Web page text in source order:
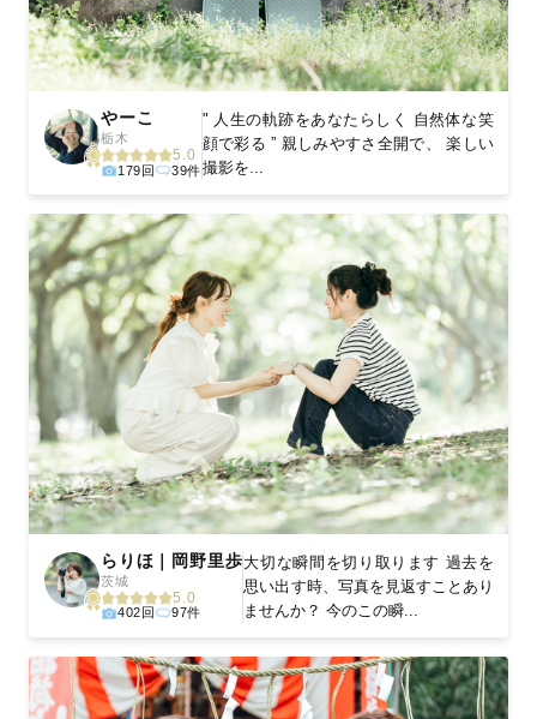
やーこ
栃木
5.0
179回 39件
" 人生の軌跡をあなたらしく 自然体な笑
顔で彩る ” 親しみやすさ全開で、 楽しい
撮影を...
らりほ｜岡野里歩
茨城
5.0
402回 97件
大切な瞬間を切り取ります 過去を
思い出す時、写真を見返すことあり
ませんか？ 今のこの瞬...